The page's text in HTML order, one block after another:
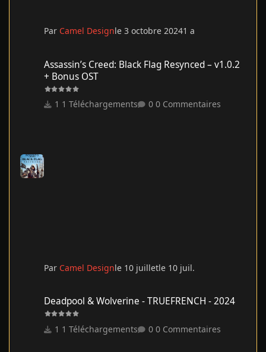
Par Camel Designle 3 octobre 20241 a
Assassin’s Creed: Black Flag Resynced – v1.0.2
+ Bonus OST
1 Téléchargements 0 Commentaires
Par Camel Designle 10 juilletle 10 juil.
Deadpool & Wolverine - TRUEFRENCH - 2024
1 Téléchargements 0 Commentaires